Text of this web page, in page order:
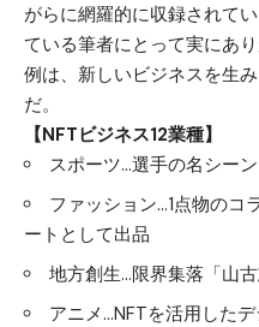
がらに網羅的に収録されて
ている筆者にとって実にあ
例は、新しいビジネスを生
だ。
【NFTビジネス12業種】
スポーツ…選手の名シー
ファッション…1点物のコ
ートとして出品
地方創生…限界集落「山
アニメ…NFTを活用した